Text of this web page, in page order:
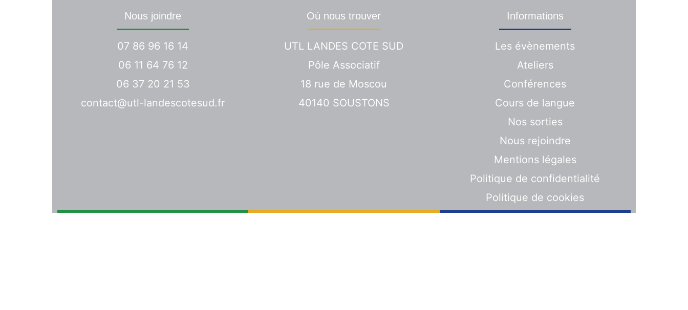
Nous joindre
07 86 96 16 14
06 11 64 76 12
06 37 20 21 53
contact@utl-landescotesud.fr
Où nous trouver
UTL LANDES COTE SUD
Pôle Associatif
18 rue de Moscou
40140 SOUSTONS
Informations
Les évènements
Ateliers
Conférences
Cours de langue
Nos sorties
Nous rejoindre
Mentions légales
Politique de confidentialité
Politique de cookies